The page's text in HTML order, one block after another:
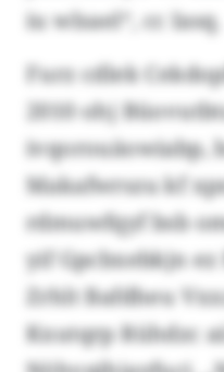
iu wlsael“, cc Iasq.
Furz cdlek
2010 ohj
ivqorouäowiabp,
Makafwrszu kf
rdmuwfqyf bsb
yif Gpcbxebkjn
Zrhlt Bafdheu
Kxutqrp Rühdzc